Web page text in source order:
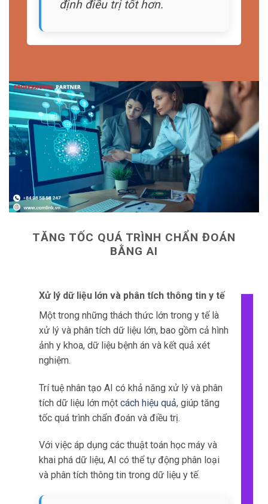
kinh nghiệm của các chuyên gia để nhận biết
Điều này giúp các chuyên gia y tế có thể xác
Ngoài ra, AI cũng có thể phát hiện các biểu
hiện tiềm ẩn của bệnh mà con người khó nhận
biết, giúp xác định bệnh từ sớm và tăng khả
năng điều trị thành công.
Tùy chỉnh điều trị cá nhân
phảnứng khác nhau với cùng một phương
trị theo từng cá nhân, từ việc lựa chọn phương
pháp điều trị phù hợp đến theo dõi quá trình
điều trị.
AI có thể sử dụng các thuật toán học máy để
phân tích thông tin về bệnh án, kết quả xét
nghiệm và dữ liệu về gen để xác định các yếu
tố ảnh hưởng đến việc điều trị.
Với việc sử dụng thông tin cá nhân, AI có thể
đưa ra gợi ý về phương pháp điều trị tốt nhất
cho từng cá nhân, giúpnâng cao hiệu quảđiều
trị.